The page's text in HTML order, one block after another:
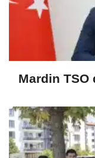
Mardin